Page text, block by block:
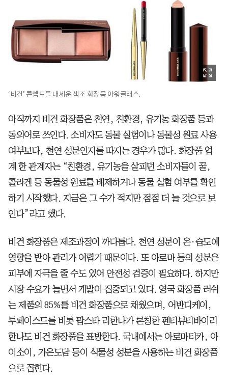
‘비건’ 콘셉트를 내세운 색조 화장품 아워글래스.
아직까지 비건 화장품은 천연, 친환경, 유기농 화장품 등과
동의어로 쓰인다. 소비자도 동물 실험이나 동물성 원료 사용
여부보다, 천연 성분인지를 따지는 경우가 많다. 화장품 업
계 한 관계자는 “친환경, 유기농을 살피던 소비자들이 꿀,
콜라겐 등 동물성 원료를 배제하거나 동물 실험 여부를 확인
하기 시작했다. 지금은 그 수가 적지만 점점 더 늘 것으로 보
인다”라고 했다.
비건 화장품은 제조과정이 까다롭다. 천연 성분이 온·습도에
영향을 받아 관리가 어렵기 때문이다. 또 아로마 등의 성분은
피부에 자극을 줄 수도 있어 안전성 검증이 필요하다. 하지만
시장 수요가 늘면서 개발이 집중되고 있다. 영국 화장품 러쉬
는 제품의 85%를 비건 화장품으로 채웠으며, 어반디케이,
투페이스드를 비롯 팝스타 리한나가 론칭한 펜티뷰티바이리
한나도 비건 화장품을 표방한다. 국내에서는 아로마티카, 아
이소이, 가온도담 등이 식물성 성분을 사용하는 비건 화장품
으로 꼽힌다.